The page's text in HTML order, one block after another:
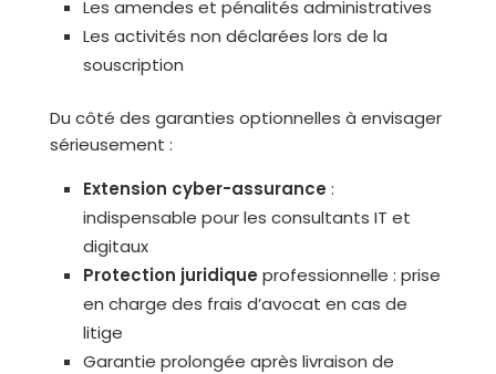
Les amendes et pénalités administratives
Les activités non déclarées lors de la
souscription
Du côté des garanties optionnelles à envisager
sérieusement :
Extension cyber-assurance :
indispensable pour les consultants IT et
digitaux
Protection juridique professionnelle : prise
en charge des frais d’avocat en cas de
litige
Garantie prolongée après livraison de